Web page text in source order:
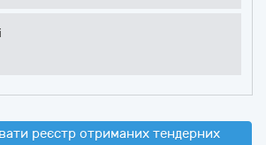
реєстр отриманих тендерних